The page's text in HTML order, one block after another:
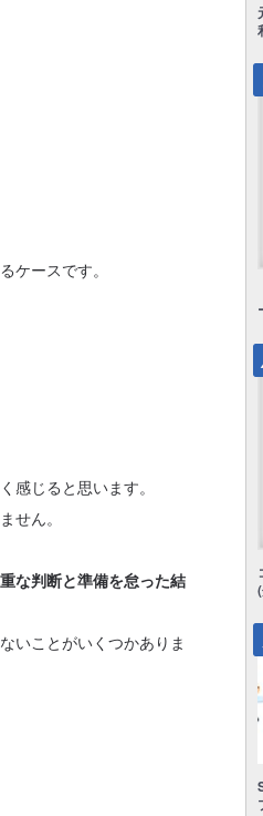
ケースです。
感じると思います。
せん。
な判断と準備を怠った結
いことがいくつかありま